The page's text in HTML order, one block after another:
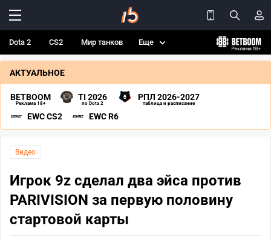
Dota 2 CS2 Мир танков Еще
АКТУАЛЬНОЕ
BETBOOM
Реклама 18+
TI 2026
по Dota 2
РПЛ 2026-2027
таблица и расписание
EWC CS2 EWC R6
Видео
Игрок 9z сделал два эйса против
PARIVISION за первую половину
стартовой карты